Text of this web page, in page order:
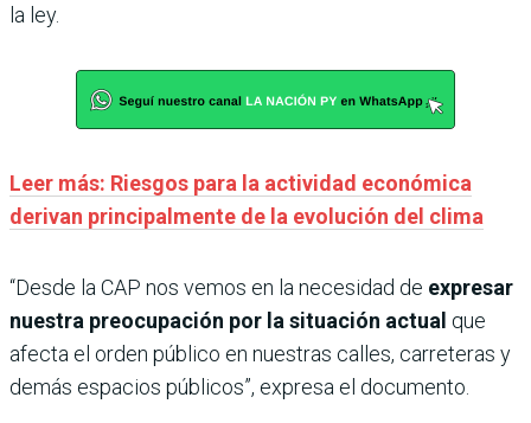
la ley.
Leer más: Riesgos para la actividad económica
derivan principalmente de la evolución del clima
“Desde la CAP nos vemos en la necesidad de expresar
nuestra preocupación por la situación actual que
afecta el orden público en nuestras calles, carreteras y
demás espacios públicos”, expresa el documento.